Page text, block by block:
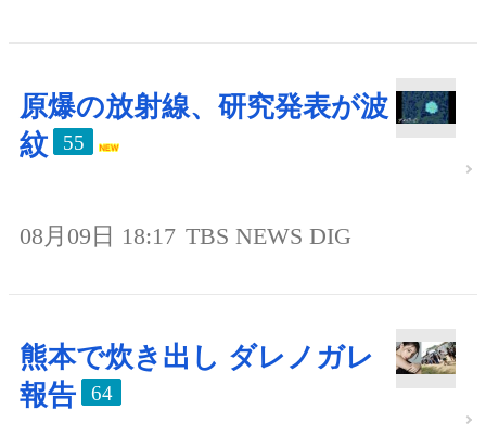
原爆の放射線、研究発表が波
紋
55
08月09日 18:17 TBS NEWS DIG
熊本で炊き出し ダレノガレ
報告
64